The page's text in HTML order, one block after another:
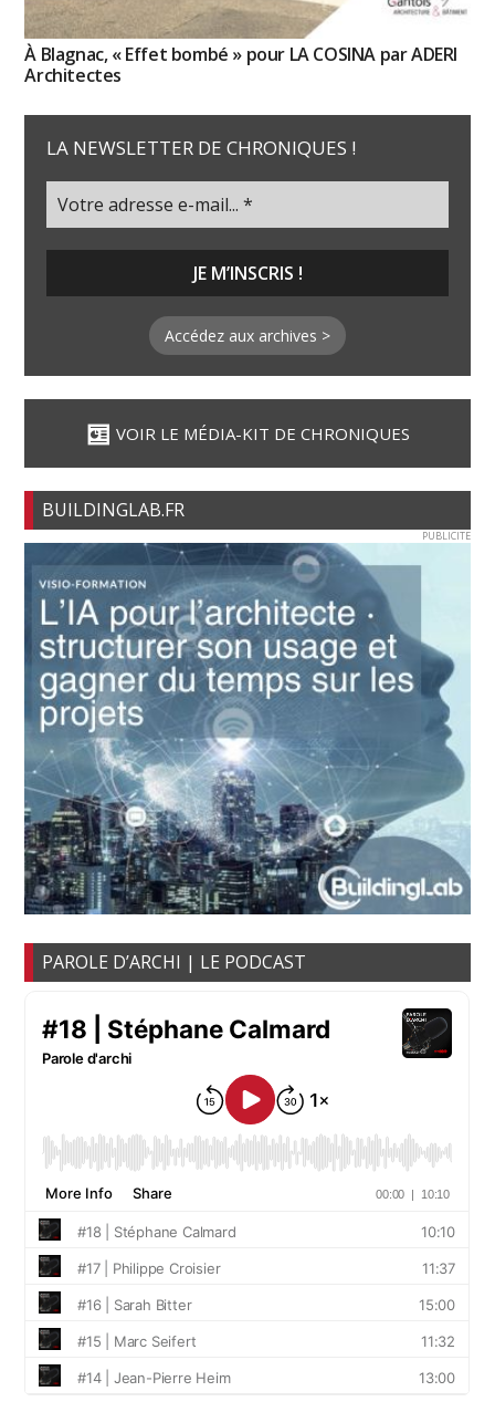
À Blagnac, « Effet bombé » pour LA COSINA par ADERI
Architectes
LA NEWSLETTER DE CHRONIQUES !
Accédez aux archives >
VOIR LE MÉDIA-KIT DE CHRONIQUES
BUILDINGLAB.FR
PUBLICITE
PAROLE D’ARCHI | LE PODCAST